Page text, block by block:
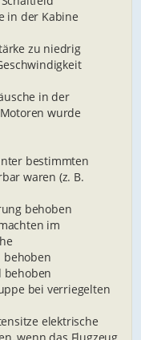
in der Kabine
zu niedrig
in der
wurde
bestimmten
waren (z. B.
behoben
im
behoben
behoben
bei verriegelten
elektrische